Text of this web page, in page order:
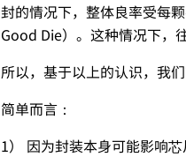
封的情况下，整体良率受每
Good Die）。这种情况下，
所以，基于以上的认识，我
简单而言：
1） 因为封装本身可能影响